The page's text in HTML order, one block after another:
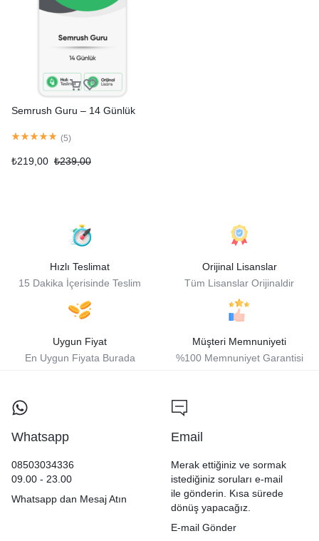
Semrush Guru – 14 Günlük
(5)
₺219,00 ₺239,00
Hızlı Teslimat
15 Dakika İçerisinde Teslim
Orijinal Lisanslar
Tüm Lisanslar Orijinaldir
Uygun Fiyat
En Uygun Fiyata Burada
Müşteri Memnuniyeti
%100 Memnuniyet Garantisi
Whatsapp
08503034336
09.00 - 23.00
Whatsapp dan Mesaj Atın
Email
Merak ettiğiniz ve sormak
istediğiniz soruları e-mail
ile gönderin. Kısa sürede
dönüş yapacağız.
E-mail Gönder